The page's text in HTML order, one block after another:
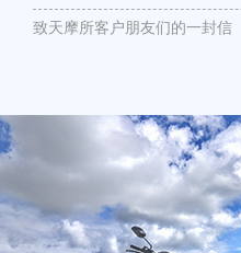
致天摩所客户朋友们的一封信